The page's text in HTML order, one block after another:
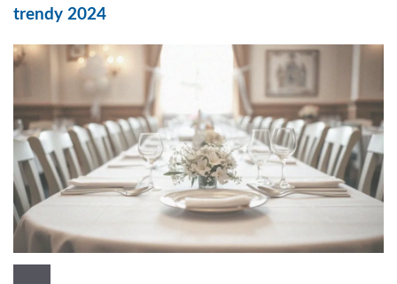
trendy 2024